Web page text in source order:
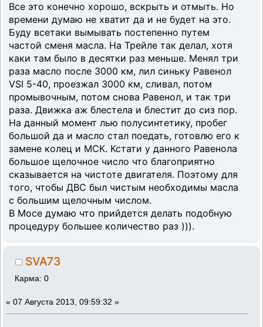
Все это конечно хорошо, вскрыть и отмыть. Но
времени думаю не хватит да и не будет на это.
Буду всетаки вымывать постепенно путем
частой сменя масла. На Трейле так делал, хотя
каки там было в десятки раз меньше. Менял три
раза масло после 3000 км, лил синьку Равенол
VSI 5-40, проезжал 3000 км, сливал, потом
промывочным, потом снова Равенол, и так три
раза. Движка аж блестела и блестит до сиз пор.
На данный момент лью полусинтетику, пробег
большой да и масло стал поедать, готовлю его к
замене колец и МСК. Кстати у данного Равенола
большое щелочное число что благоприятно
сказывается на чистоте двигателя. Поэтому для
того, чтобы ДВС был чистым необходимы масла
с большим щелочным числом.
В Мосе думаю что прийдется делать подобную
процедуру большее количество раз ))).
SVA73
Карма: 0
« 07 Августа 2013, 09:59:32 »